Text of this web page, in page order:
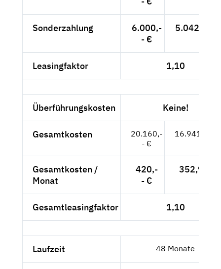
Sonderzahlung
6.000,-
- €
5.042,02 €
Leasingfaktor 1,10
Überführungskosten Keine!
Gesamtkosten
20.160,-
- €
16.941,18 €
Gesamtkosten /
Monat
420,-
- €
352,94 €
Gesamtleasingfaktor 1,10
Laufzeit 48 Monate